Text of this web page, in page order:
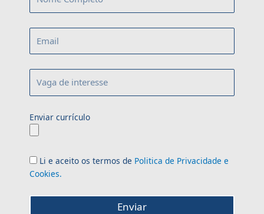
Enviar currículo
Li e aceito os termos de Politica de Privacidade e
Cookies.
Enviar